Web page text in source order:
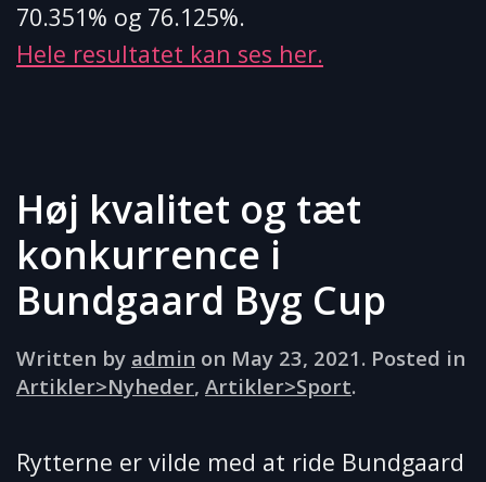
70.351% og 76.125%.
Hele resultatet kan ses her.
Høj kvalitet og tæt
konkurrence i
Bundgaard Byg Cup
Written by admin on May 23, 2021. Posted in
Artikler>Nyheder, Artikler>Sport.
Rytterne er vilde med at ride Bundgaard